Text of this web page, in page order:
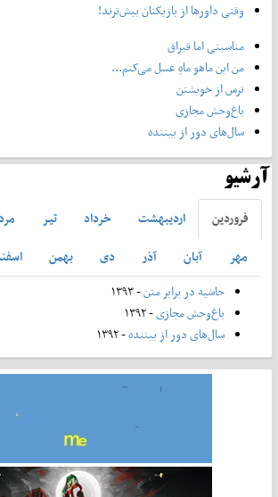
وقتی داورها از بازیکنان بیش‌ترند!
مناسبتی اما قبراق
من این ماهو ماهِ عسل می‌کنم...
ترس از خویشتن
باغ‌وحش مجازی
سال‌های دور از بیننده
آرشیو
فروردين ارديبهشت خرداد تير
مهر
آبان آذر دی بهمن
اسفند
حاشیه در برابر متن- ۱۳۹۳
باغ‌وحش مجازی- ۱۳۹۲
سال‌های دور از بیننده- ۱۳۹۲